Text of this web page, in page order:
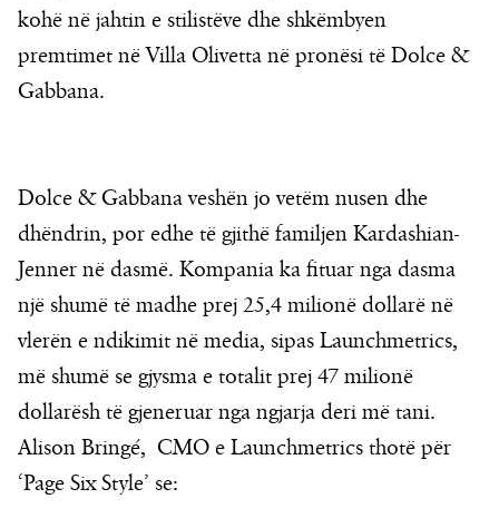
kohë në jahtin e stilistëve dhe shkëmbyen
premtimet në Villa Olivetta në pronësi të Dolce &
Gabbana.
Dolce & Gabbana veshën jo vetëm nusen dhe
dhëndrin, por edhe të gjithë familjen Kardashian-
Jenner në dasmë. Kompania ka fituar nga dasma
një shumë të madhe prej 25,4 milionë dollarë në
vlerën e ndikimit në media, sipas Launchmetrics,
më shumë se gjysma e totalit prej 47 milionë
dollarësh të gjeneruar nga ngjarja deri më tani.
Alison Bringé, CMO e Launchmetrics thotë për
‘Page Six Style’ se: